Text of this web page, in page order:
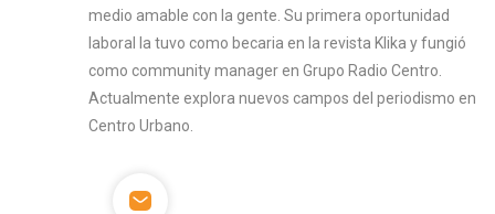
medio amable con la gente. Su primera oportunidad
laboral la tuvo como becaria en la revista Klika y fungió
como community manager en Grupo Radio Centro.
Actualmente explora nuevos campos del periodismo en
Centro Urbano.